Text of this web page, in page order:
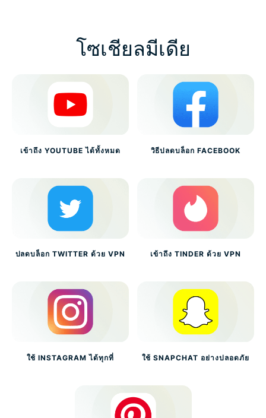
โซเชียลมีเดีย
เข้าถึง YOUTUBE ได้ทั้งหมด วิธีปลดบล็อก FACEBOOK
ปลดบล็อก TWITTER ด้วย VPN เข้าถึง TINDER ด้วย VPN
ใช้ INSTAGRAM ได้ทุกที่ ใช้ SNAPCHAT อย่างปลอดภัย